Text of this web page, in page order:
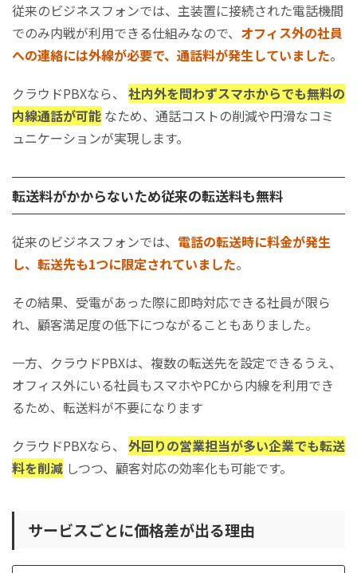
従来のビジネスフォンでは、主装置に接続された電話機間
でのみ内戦が利用できる仕組みなので、 オフィス外の社員
への連絡には外線が必要で、通話料が発生していました。
クラウドPBXなら、 社内外を問わずスマホからでも無料の
内線通話が可能 なため、通話コストの削減や円滑なコミ
ュニケーションが実現します。
転送料がかからないため従来の転送料も無料
従来のビジネスフォンでは、 電話の転送時に料金が発生
し、転送先も1つに限定されていました。
その結果、受電があった際に即時対応できる社員が限ら
れ、顧客満足度の低下につながることもありました。
一方、クラウドPBXは、複数の転送先を設定できるうえ、
オフィス外にいる社員もスマホやPCから内線を利用でき
るため、転送料が不要になります
クラウドPBXなら、 外回りの営業担当が多い企業でも転送
料を削減 しつつ、顧客対応の効率化も可能です。
サービスごとに価格差が出る理由